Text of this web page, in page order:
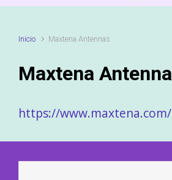
Inicio Maxtena Antennas
Maxtena
https://www.maxtena.com/